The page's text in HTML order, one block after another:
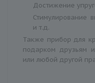
Достижение
Стимулирование
и т.д.
Также прибор для
подарком друзьям
или любой другой